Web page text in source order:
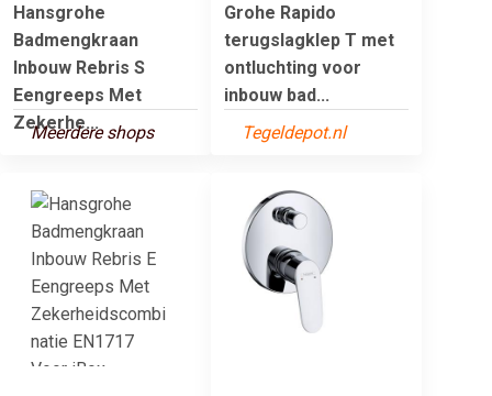
Hansgrohe
Badmengkraan
Inbouw Rebris S
Eengreeps Met
Zekerhe...
Meerdere shops
Grohe Rapido
terugslagklep T met
ontluchting voor
inbouw bad...
Tegeldepot.nl